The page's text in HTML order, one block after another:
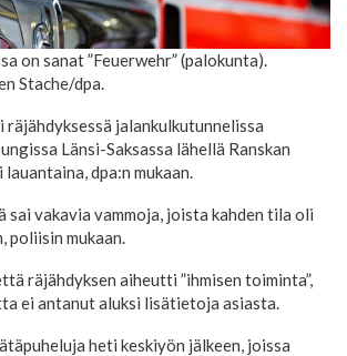
on sanat ”Feuerwehr” (palokunta).
Stache/dpa.
räjähdyksessä jalankulkutunnelissa
Länsi-Saksassa lähellä Ranskan
dpa:n mukaan.
sai vakavia vammoja, joista kahden tila oli
poliisin mukaan.
räjähdyksen aiheutti ”ihmisen toiminta”,
ei antanut aluksi lisätietoja asiasta.
heti keskiyön jälkeen, joissa